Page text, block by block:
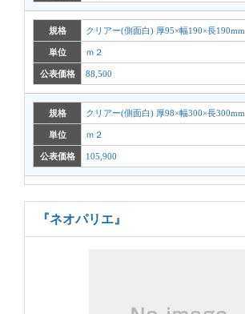
規格 クリアー(側面白) 厚95×幅190×長190mm
単位 ｍ２
公表価格 88,500
規格 クリアー(側面白) 厚98×幅300×長300mm
単位 ｍ２
公表価格 105,900
『ネオパリエ』